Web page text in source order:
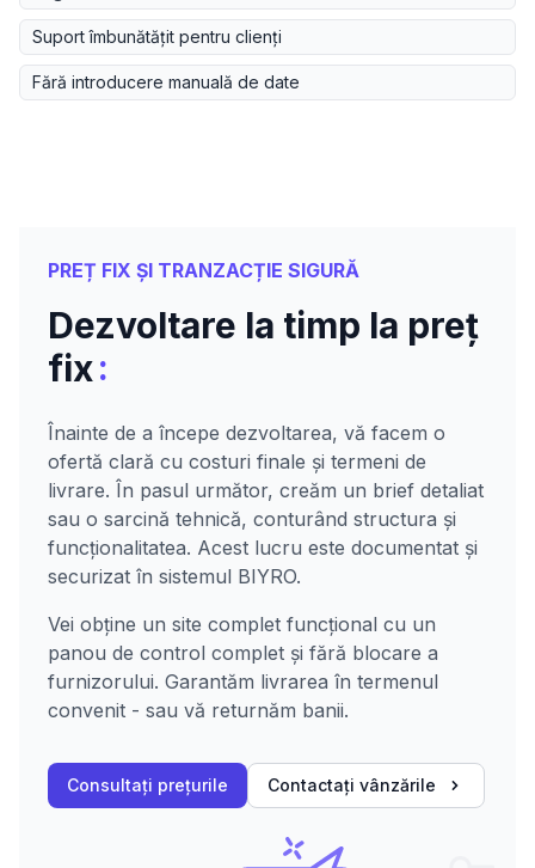
Suport îmbunătățit pentru clienți
Fără introducere manuală de date
PREȚ FIX ȘI TRANZACȚIE SIGURĂ
Dezvoltare la timp la preț
fix:
Înainte de a începe dezvoltarea, vă facem o
ofertă clară cu costuri finale și termeni de
livrare. În pasul următor, creăm un brief detaliat
sau o sarcină tehnică, conturând structura și
funcționalitatea. Acest lucru este documentat și
securizat în sistemul BIYRO.
Vei obține un site complet funcțional cu un
panou de control complet și fără blocare a
furnizorului. Garantăm livrarea în termenul
convenit - sau vă returnăm banii.
Consultați prețurile Contactați vânzările